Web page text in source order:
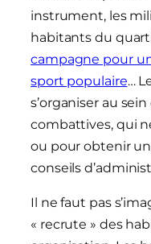
instrument, les
habitants du
campagne pour
sport populaire…
s’organiser au
combattives, qui
ou pour obtenir
conseils
Il ne faut pas
« recrute » des